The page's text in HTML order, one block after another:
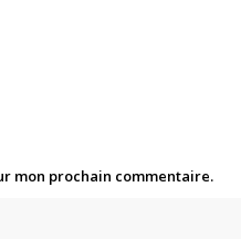
mon prochain commentaire.